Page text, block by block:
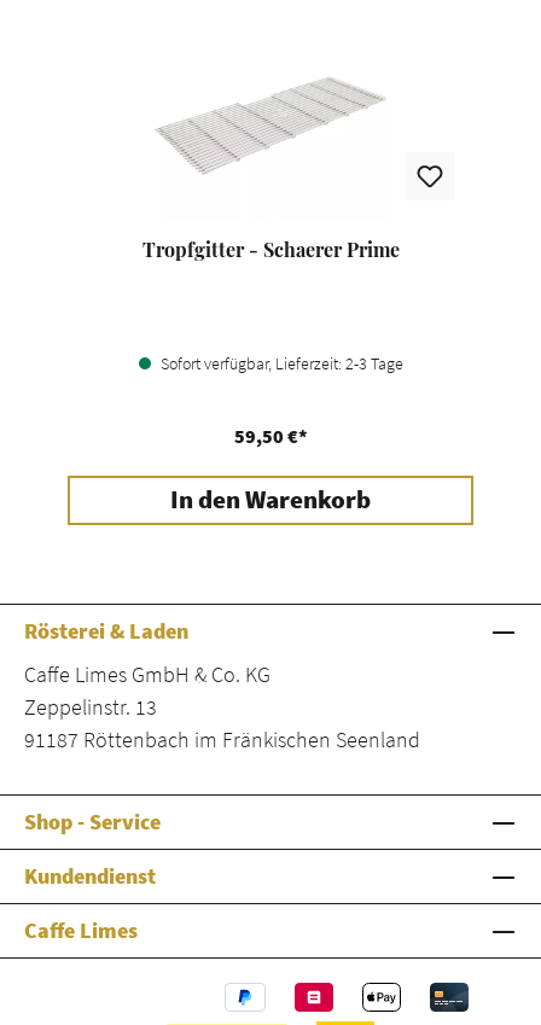
Tropfgitter - Schaerer Prime
Sofort verfügbar, Lieferzeit: 2-3 Tage
59,50 €*
In den Warenkorb
Rösterei & Laden
Caffe Limes GmbH & Co. KG
Zeppelinstr. 13
91187 Röttenbach im Fränkischen Seenland
Shop - Service
Kundendienst
Caffe Limes